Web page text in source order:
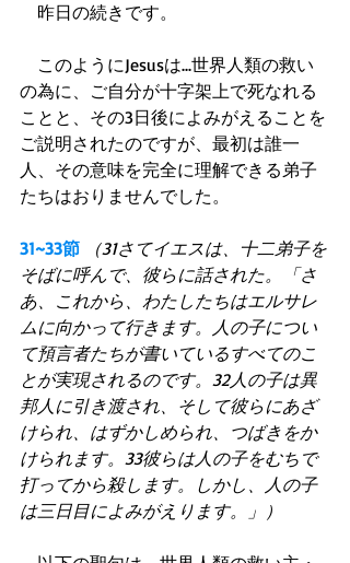
昨日の続きです。
このようにJesusは...世界人類の救い
の為に、ご自分が十字架上で死なれる
ことと、その3日後によみがえることを
ご説明されたのですが、最初は誰一
人、その意味を完全に理解できる弟子
たちはおりませんでした。
31~33節
（31さてイエスは、十二弟子を
そばに呼んで、彼らに話された。「さ
あ、これから、わたしたちはエルサレ
ムに向かって行きます。人の子につい
て預言者たちが書いているすべてのこ
とが実現されるのです。32人の子は異
邦人に引き渡され、そして彼らにあざ
けられ、はずかしめられ、つばきをか
けられます。33彼らは人の子をむちで
打ってから殺します。しかし、人の子
は三日目によみがえります。」）